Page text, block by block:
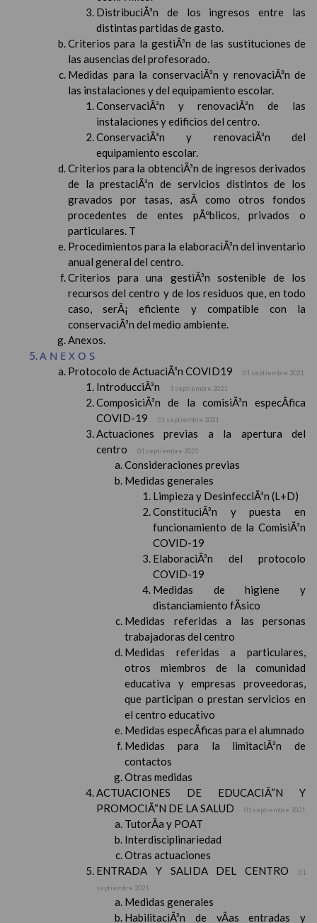
DistribuciÃ³n de los ingresos entre las
distintas partidas de gasto.
Criterios para la gestiÃ³n de las sustituciones de
las ausencias del profesorado.
Medidas para la conservaciÃ³n y renovaciÃ³n de
las instalaciones y del equipamiento escolar.
ConservaciÃ³n y renovaciÃ³n de las
instalaciones y edificios del centro.
ConservaciÃ³n y renovaciÃ³n del
equipamiento escolar.
Criterios para la obtenciÃ³n de ingresos derivados
de la prestaciÃ³n de servicios distintos de los
gravados por tasas, asÃ­ como otros fondos
procedentes de entes pÃºblicos, privados o
particulares. T
Procedimientos para la elaboraciÃ³n del inventario
anual general del centro.
Criterios para una gestiÃ³n sostenible de los
recursos del centro y de los residuos que, en todo
caso, serÃ¡ eficiente y compatible con la
conservaciÃ³n del medio ambiente.
Anexos.
ANEXOS
Protocolo de ActuaciÃ³n COVID19 01 septiembre 2021
IntroducciÃ³n 1 septiembre 2021
ComposiciÃ³n de la comisiÃ³n especÃ­fica
COVID-19
01 septiembre 2021
Actuaciones previas a la apertura del
centro
01 septiembre 2021
Consideraciones previas
Medidas generales
Limpieza y DesinfecciÃ³n (L+D)
ConstituciÃ³n y puesta en
funcionamiento de la ComisiÃ³n
COVID-19
ElaboraciÃ³n del protocolo
COVID-19
Medidas de higiene y
distanciamiento fÃ­sico
Medidas referidas a las personas
trabajadoras del centro
Medidas referidas a particulares,
otros miembros de la comunidad
educativa y empresas proveedoras,
que participan o prestan servicios en
el centro educativo
Medidas especÃ­ficas para el alumnado
Medidas para la limitaciÃ³n de
contactos
Otras medidas
ACTUACIONES DE EDUCACIÃ“N Y
PROMOCIÃ“N DE LA SALUD
01 septiembre 2021
TutorÃ­a y POAT
Interdisciplinariedad
Otras actuaciones
ENTRADA Y SALIDA DEL CENTRO
01
septiembre 2021
Medidas generales
HabilitaciÃ³n de vÃ­as entradas y